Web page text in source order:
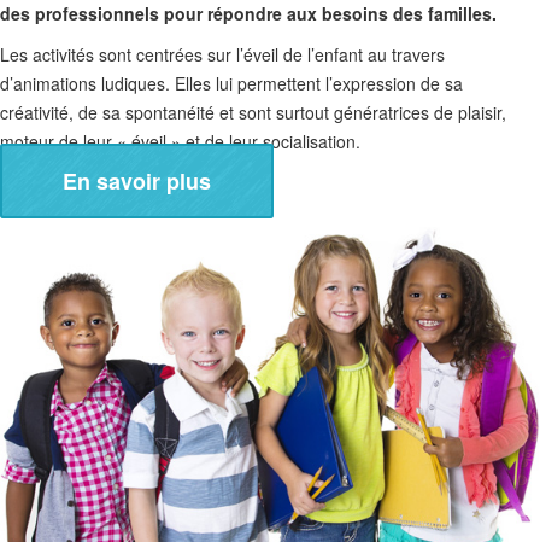
des professionnels pour répondre aux besoins des familles.
Les activités sont centrées sur l’éveil de l’enfant au travers
d’animations ludiques. Elles lui permettent l’expression de sa
créativité, de sa spontanéité et sont surtout génératrices de plaisir,
moteur de leur « éveil » et de leur socialisation.
En savoir plus